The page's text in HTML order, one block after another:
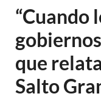
“Cuando
que
Salto